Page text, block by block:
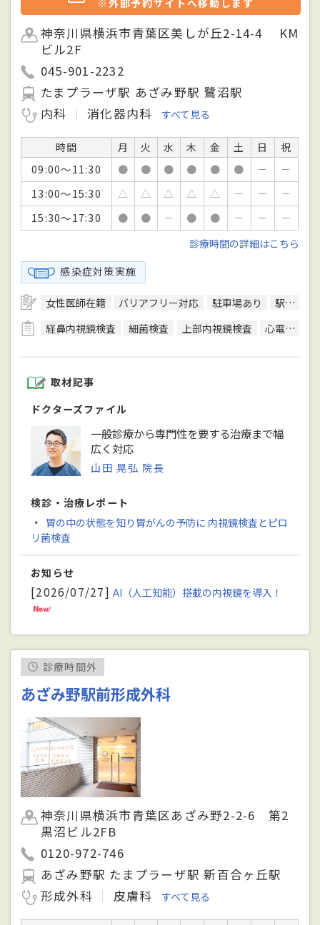
神奈川県横浜市青葉区美しが丘2-14-4 KM
ビル2F
045-901-2232
たまプラーザ駅 あざみ野駅 鷺沼駅
内科
消化器内科 すべて見る
時間 月 火 水 木 金 土 日
祝
09:00～11:30
● ● ● ● ● ● －
－
13:00～15:30
△ △ △ △ △ － －
－
15:30～17:30
● ● － ● ● － －
－
診療時間の詳細はこちら
感染症対策実施
女性医師在籍 バリアフリー対応 駐車場あり
駅徒歩5分圏内
経鼻内視鏡検査
細菌検査 上部内視鏡検査 心電図検査
取材記事
ドクターズファイル
一般診療から専門性を要する治療まで幅
広く対応
山田 晃弘 院長
検診・治療レポート
・
胃の中の状態を知り胃がんの予防に 内視鏡検査とピロ
リ菌検査
お知らせ
[2026/07/27]AI（人工知能）搭載の内視鏡を導入！
診療時間外
あざみ野駅前形成外科
神奈川県横浜市青葉区あざみ野2-2-6 第2
黒沼ビル2FB
0120-972-746
あざみ野駅 たまプラーザ駅 新百合ヶ丘駅
形成外科
皮膚科 すべて見る